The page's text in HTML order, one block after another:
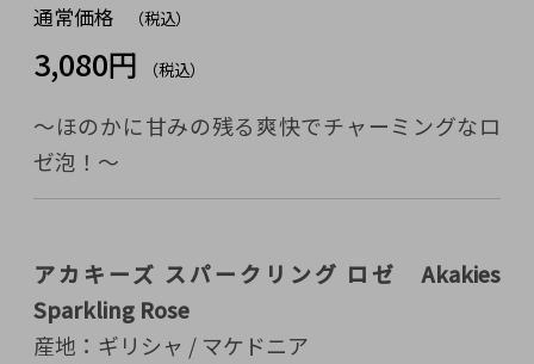
通常価格 （税込）
3,080円 （税込）
〜ほのかに甘みの残る爽快でチャーミングなロ
ゼ泡！～
アカキーズ スパークリング ロゼ Akakies
Sparkling Rose
産地：ギリシャ / マケドニア